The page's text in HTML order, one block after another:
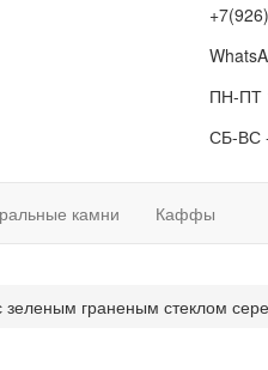
ПН-ПТ
СБ-ВС
камни Каффы
зеленым граненым стеклом